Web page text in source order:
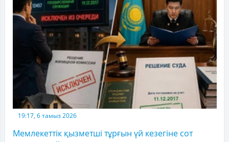
19:17, 6 тамыз 2026
Мемлекеттік қызметші тұрғын үй кезегіне сот